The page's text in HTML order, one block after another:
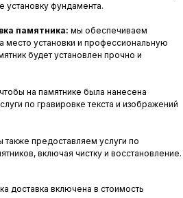
установку фундамента.
памятника: мы обеспечиваем
место установки и профессиональную
будет установлен прочно и
на памятнике была нанесена
по гравировке текста и изображений
также предоставляем услуги по
включая чистку и восстановление.
доставка включена в стоимость